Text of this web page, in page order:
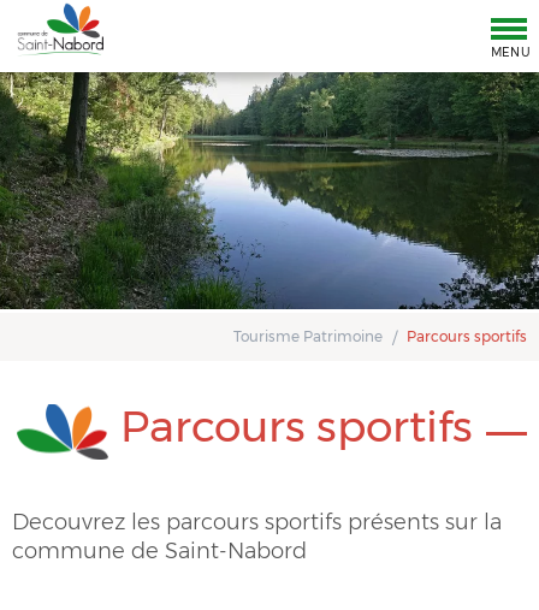
MENU
Tourisme Patrimoine Parcours sportifs
Parcours sportifs
Decouvrez les parcours sportifs présents sur la
commune de Saint-Nabord